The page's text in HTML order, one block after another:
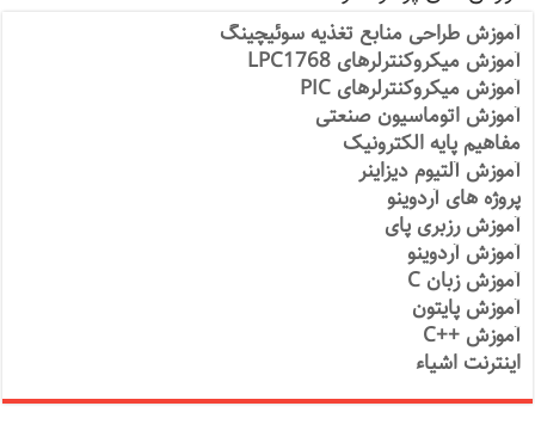
آموزش طراحی منابع تغذیه سوئیچینگ
آموزش میکروکنترلرهای LPC1768
آموزش میکروکنترلرهای PIC
آموزش اتوماسیون صنعتی
مفاهیم پایه الکترونیک
آموزش آلتیوم دیزاینر
پروژه های آردوینو
آموزش رزبری پای
آموزش آردوینو
آموزش زبان C
آموزش پایتون
آموزش ++C
اینترنت اشیاء